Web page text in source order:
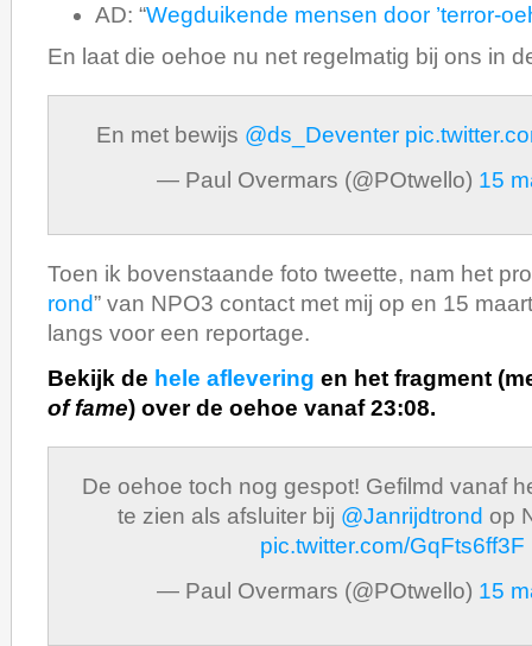
AD: “Wegduikende mensen door ’terror-
En laat die oehoe nu net regelmatig bij ons in
En met bewijs @ds_Deventer
— Paul Overmars (@POtwello) 15
Toen ik bovenstaande foto tweette, nam het
rond” van NPO3 contact met mij op en 15
langs voor een reportage.
Bekijk de hele aflevering en het fragment
of fame) over de oehoe vanaf 23:08.
De oehoe toch nog gespot! Gefilmd vanaf
te zien als afsluiter bij @Janrijdtrond op
pic.twitter.com/GqFts6ff3F
— Paul Overmars (@POtwello) 15